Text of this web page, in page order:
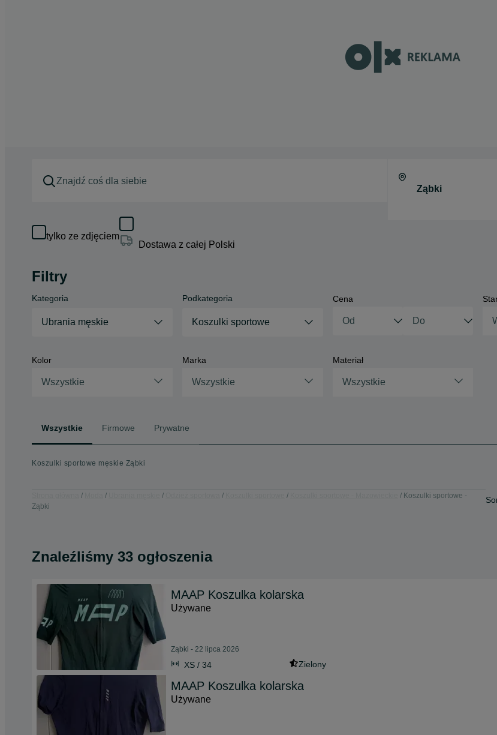
tylko ze zdjęciem
Dostawa z całej Polski
Filtry
Kategoria
Ubrania męskie
Podkategoria
Koszulki sportowe
Cena
Kolor
Wszystkie
Marka
Wszystkie
Materiał
Wszystkie
Wszystkie Firmowe Prywatne
Koszulki sportowe męskie Ząbki
Koszulki sportowe -
Ząbki
Znaleźliśmy 33 ogłoszenia
MAAP Koszulka kolarska
Używane
Ząbki - 22 lipca 2026
XS / 34 Zielony
MAAP Koszulka kolarska
Używane